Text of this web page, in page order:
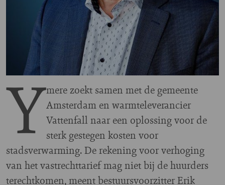
Ymere zoekt samen met de gemeente
Amsterdam en warmteleverancier
Vattenfall naar een oplossing voor de
sterk gestegen kosten voor
stadsverwarming. De rekening voor verhoging
van het vastrechttarief mag niet bij de huurders
terechtkomen, meent bestuursvoorzitter Erik